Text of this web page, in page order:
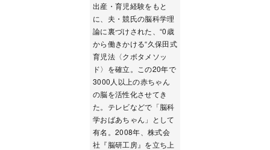
出産・育児経験をもと
に、夫・競氏の脳科学理
論に裏づけされた、“0歳
から働きかける“久保田式
育児法〈クボタメソッ
ド〉を確立。この20年で
3000人以上の赤ちゃん
の脳を活性化させてき
た。テレビなどで「脳科
学おばあちゃん」として
有名。2008年、株式会
社『脳研工房』を立ち上